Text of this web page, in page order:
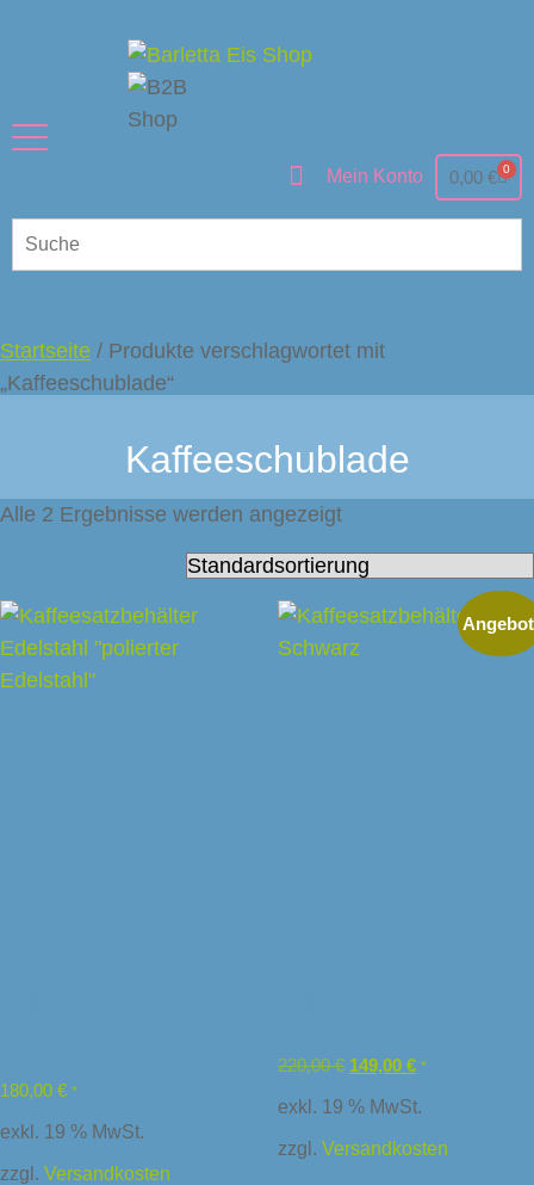
Mein Konto 0,00 € 0
Startseite / Produkte verschlagwortet mit
„Kaffeeschublade“
Kaffeeschublade
Alle 2 Ergebnisse werden angezeigt
180,00 € *
exkl. 19 % MwSt.
zzgl. Versandkosten
220,00€ 149,00 € *
exkl. 19 % MwSt.
zzgl. Versandkosten